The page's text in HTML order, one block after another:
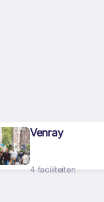
Venray
4 faciliteiten